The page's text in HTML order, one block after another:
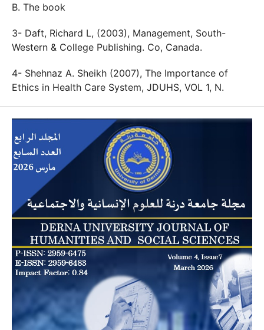
B. The book
3- Daft, Richard L, (2003), Management, South-
Western & College Publishing. Co, Canada.
4- Shehnaz A. Sheikh (2007), The Importance of
Ethics in Health Care System, JDUHS, VOL 1, N.